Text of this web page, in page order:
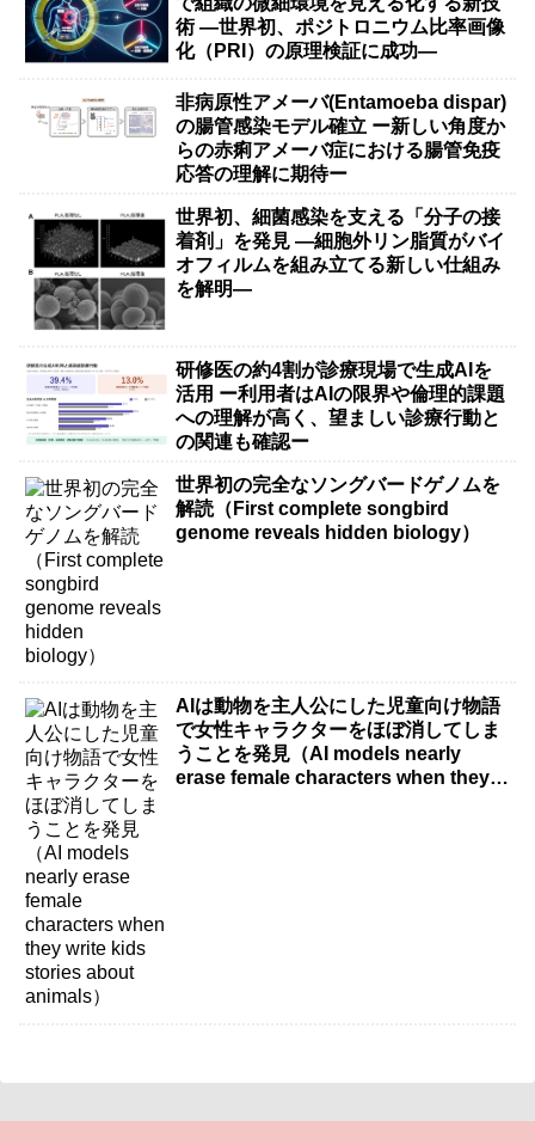
術 ―世界初、ポジトロニウム比率画像
化（PRI）の原理検証に成功―
非病原性アメーバ(Entamoeba dispar)
の腸管感染モデル確立 ー新しい角度か
らの赤痢アメーバ症における腸管免疫
応答の理解に期待ー
世界初、細菌感染を支える「分子の接
着剤」を発見 ―細胞外リン脂質がバイ
オフィルムを組み立てる新しい仕組み
を解明―
研修医の約4割が診療現場で生成AIを
活用 ー利用者はAIの限界や倫理的課題
への理解が高く、望ましい診療行動と
の関連も確認ー
世界初の完全なソングバードゲノムを
解読（First complete songbird
genome reveals hidden biology）
AIは動物を主人公にした児童向け物語
で女性キャラクターをほぼ消してしま
うことを発見（AI models nearly
erase female characters when they